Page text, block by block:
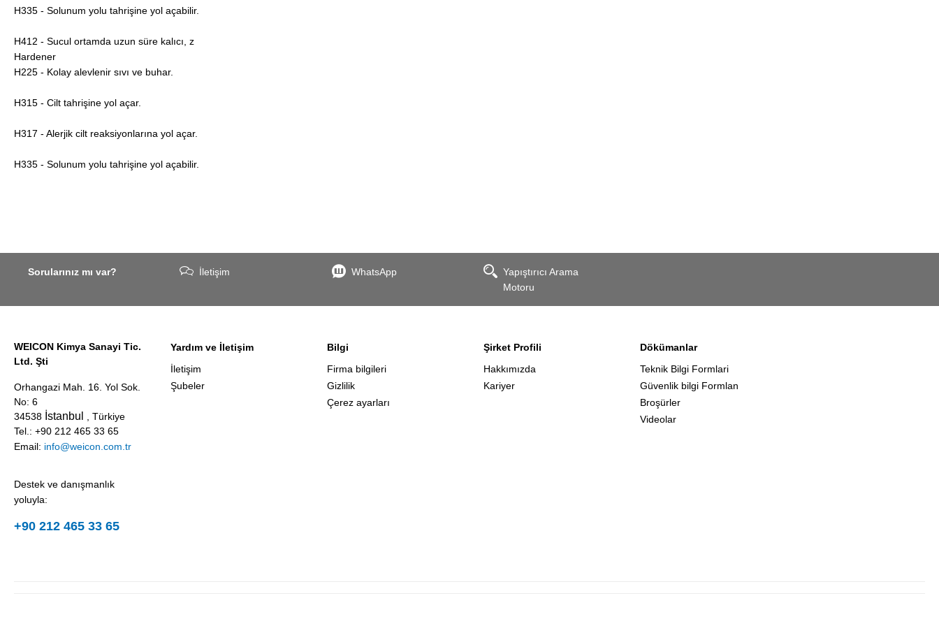
H335 - Solunum yolu tahrişine yol açabilir.
H412 - Sucul ortamda uzun süre kalıcı, z
Hardener
H225 - Kolay alevlenir sıvı ve buhar.
H315 - Cilt tahrişine yol açar.
H317 - Alerjik cilt reaksiyonlarına yol açar.
H335 - Solunum yolu tahrişine yol açabilir.
Sorularınız mı var? İletişim WhatsApp
Yapıştırıcı Arama
Motoru
WEICON Kimya Sanayi Tic.
Ltd. Şti
Orhangazi Mah. 16. Yol Sok.
No: 6
34538 İstanbul
, Türkiye
Tel.: +90 212 465 33 65
Email: info@weicon.com.tr
Destek ve danışmanlık
yoluyla:
+90 212 465 33 65
Yardım ve İletişim
İletişim
Şubeler
Bilgi
Firma bilgileri
Gizlilik
Çerez ayarları
Şirket Profili
Hakkımızda
Kariyer
Dökümanlar
Teknik Bilgi Formlari
Güvenlik bilgi Formlan
Broşürler
Videolar